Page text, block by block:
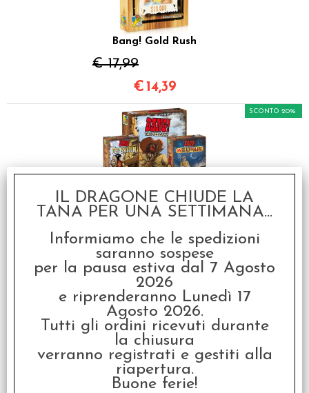
Bang! Gold Rush
€ 17,99
€ 14,39
Bundle TOTALE Bang!
Italiano
€ 49,97
SCONTO 20%
€39,98
IL DRAGONE CHIUDE LA
TANA PER UNA SETTIMANA...
Informiamo che le spedizioni
saranno sospese
per la pausa estiva dal 7 Agosto
2026
e riprenderanno Lunedì 17
Agosto 2026.
Tutti gli ordini ricevuti durante
la chiusura
verranno registrati e gestiti alla
riapertura.
Buone ferie!